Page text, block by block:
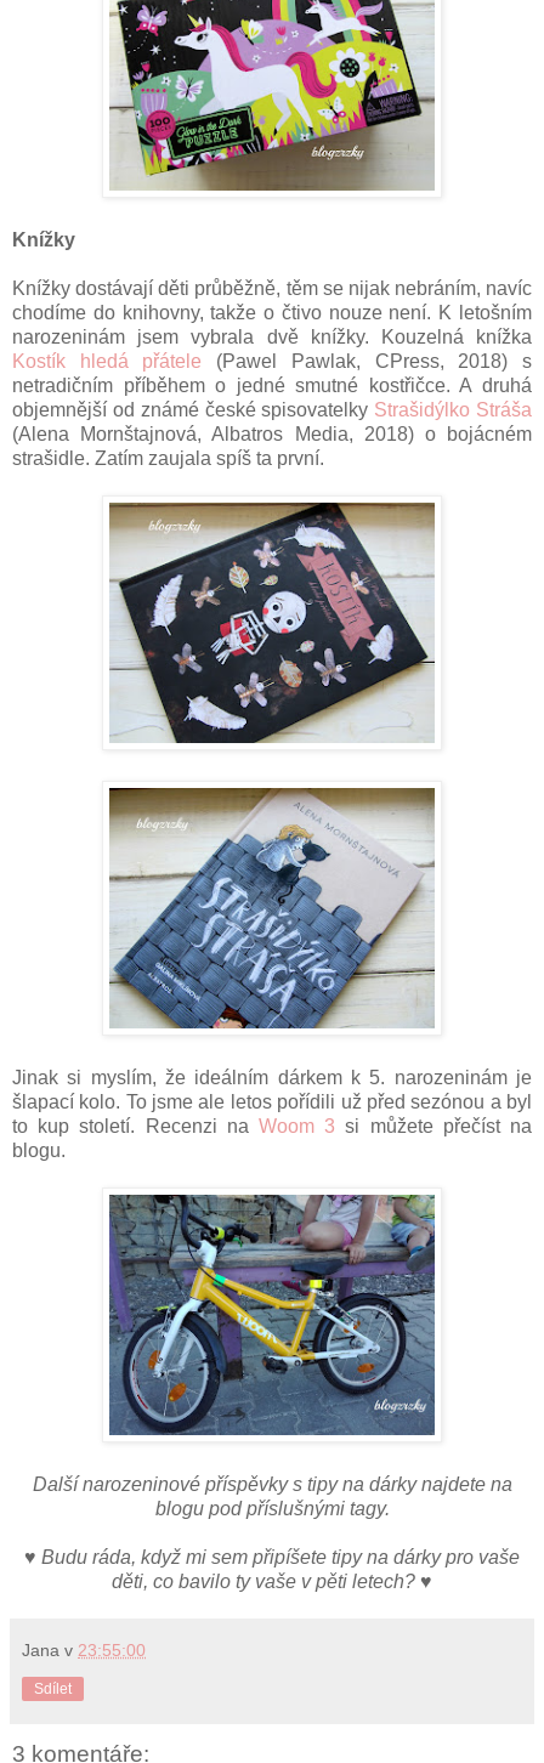
Knížky
Knížky dostávají děti průběžně, těm se nijak nebráním, navíc
chodíme do knihovny, takže o čtivo nouze není. K letošním
narozeninám jsem vybrala dvě knížky. Kouzelná knížka
Kostík hledá přátele (Pawel Pawlak, CPress, 2018) s
netradičním příběhem o jedné smutné kostřičce. A druhá
objemnější od známé české spisovatelky Strašidýlko Stráša
(Alena Mornštajnová, Albatros Media, 2018) o bojácném
strašidle. Zatím zaujala spíš ta první.
Jinak si myslím, že ideálním dárkem k 5. narozeninám je
šlapací kolo. To jsme ale letos pořídili už před sezónou a byl
to kup století. Recenzi na Woom 3 si můžete přečíst na
blogu.
Další narozeninové příspěvky s tipy na dárky najdete na
blogu pod příslušnými tagy.
♥ Budu ráda, když mi sem připíšete tipy na dárky pro vaše
děti, co bavilo ty vaše v pěti letech? ♥
Jana v 23:55:00
Sdílet
3 komentáře: